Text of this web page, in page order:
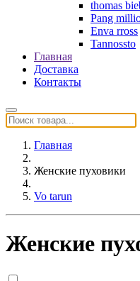
thomas
Pang
Enva rross
Tannossto
Главная
Доставка
Контакты
Главная
Женские пуховики
Vo tarun
Женские